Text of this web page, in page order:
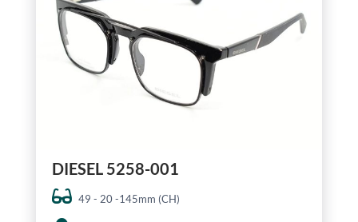
DIESEL 5258-001
49 - 20 -145mm (CH)